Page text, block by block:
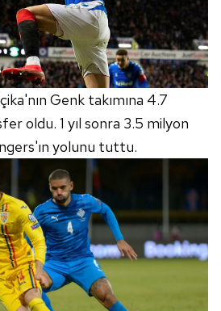
Genk takımına 4.7
oldu. 1 yıl sonra 3.5 milyon
yolunu tuttu.